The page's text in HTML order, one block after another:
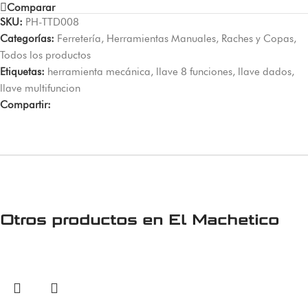
Comparar
SKU: PH-TTD008
Categorías: Ferretería, Herramientas Manuales, Raches y Copas,
Todos los productos
Etiquetas: herramienta mecánica, llave 8 funciones, llave dados,
llave multifuncion
Compartir:
Otros productos en El Machetico